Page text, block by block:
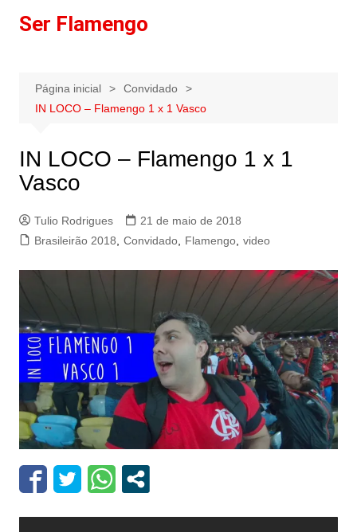
paraSer Flamengo
Página inicial
Convidado
IN LOCO – Flamengo 1 x 1 Vasco
IN LOCO – Flamengo 1 x 1
Vasco
Tulio Rodrigues
21 de maio de 2018
Brasileirão 2018
Convidado, Flamengo, video